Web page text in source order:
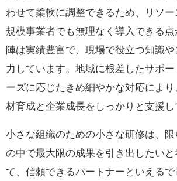
わせて柔軟に調整できるため、リソ
規模事業者でも無理なく導入できる
陣は実績豊富で、現場で役立つ知識
力しています。地域に根差したサポ
ーズに応じたきめ細やかな対応により
材育成と企業成長をしっかりと支援し
小さな組織のための小さな研修は、
の中で最大限の成果を引き出したい
て、信頼できるパートナーといえるで